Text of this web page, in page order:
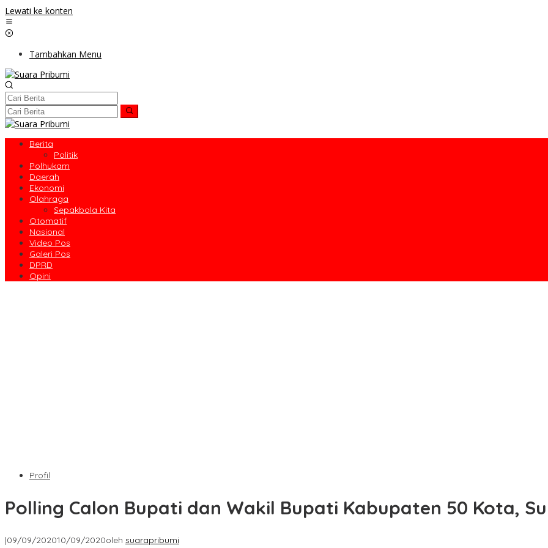
Lewati ke konten
Tambahkan Menu
Berita
Politik
Polhukam
Daerah
Ekonomi
Olahraga
Sepakbola Kita
Otomatif
Nasional
Video Pos
Galeri Pos
DPRD
Opini
Profil
Polling Calon Bupati dan Wakil Bupati Kabupaten 50 Kota,
|09/09/202010/09/2020oleh suarapribumi